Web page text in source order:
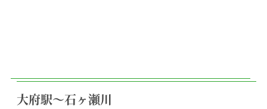
大府駅〜石ヶ瀬川